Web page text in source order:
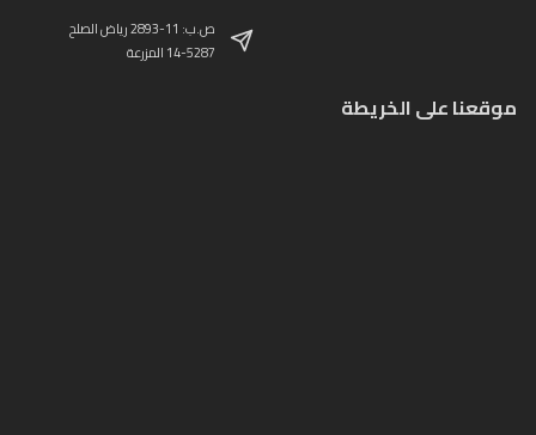
ص.ب: 11-2893 رياض الصلح
14-5287 المزرعة
موقعنا على الخريطة